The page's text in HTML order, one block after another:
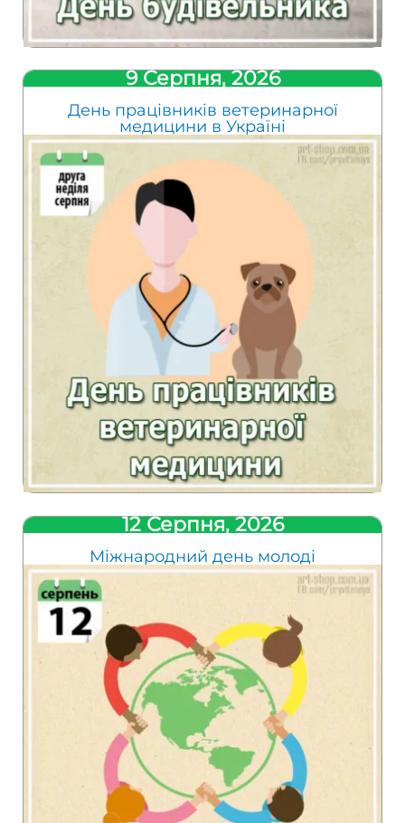
9 Серпня, 2026
День працівників ветеринарної
медицини в Україні
12 Серпня, 2026
Міжнародний день молоді